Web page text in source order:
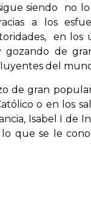
siendo
no
a los
en los
gozando de
del
de gran
o en los
Isabel I de
lo que se le